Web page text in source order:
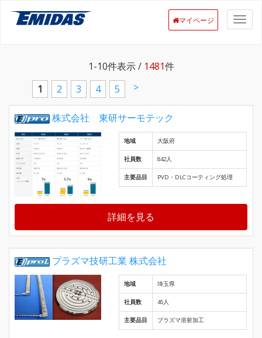
マイページ
1-10件表示 / 1481件
1
2 3 4 5 >
株式会社 東研サーモテック
地域 大阪府
社員数 842人
主要品目 PVD・DLCコーティング処理
詳細を見る
プラズマ技研工業 株式会社
地域 埼玉県
社員数 45人
主要品目 プラズマ溶射加工